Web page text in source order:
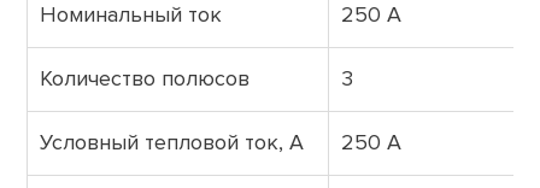
Номинальный ток 250 А
Количество полюсов 3
Условный тепловой ток, А 250 А